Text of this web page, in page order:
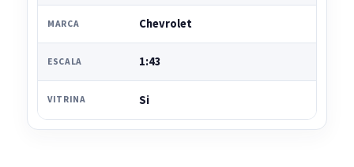
MARCA Chevrolet
ESCALA 1:43
VITRINA Si